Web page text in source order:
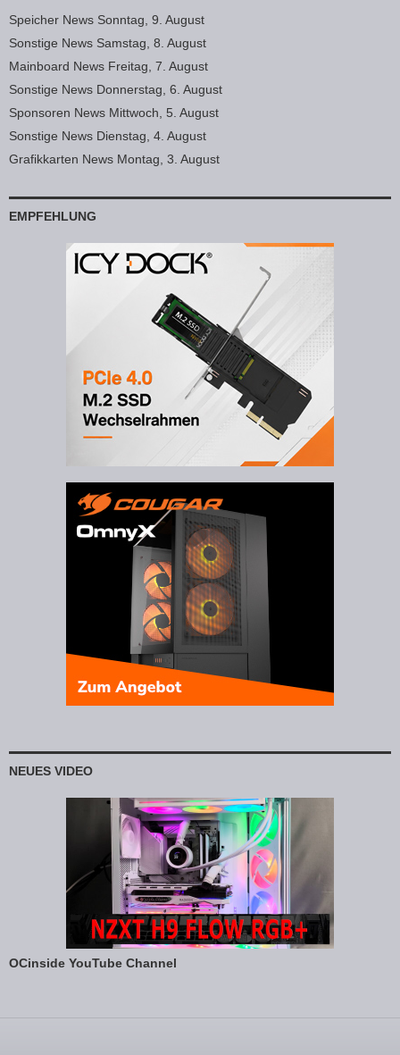
Speicher News Sonntag, 9. August
Sonstige News Samstag, 8. August
Mainboard News Freitag, 7. August
Sonstige News Donnerstag, 6. August
Sponsoren News Mittwoch, 5. August
Sonstige News Dienstag, 4. August
Grafikkarten News Montag, 3. August
EMPFEHLUNG
NEUES VIDEO
OCinside YouTube Channel